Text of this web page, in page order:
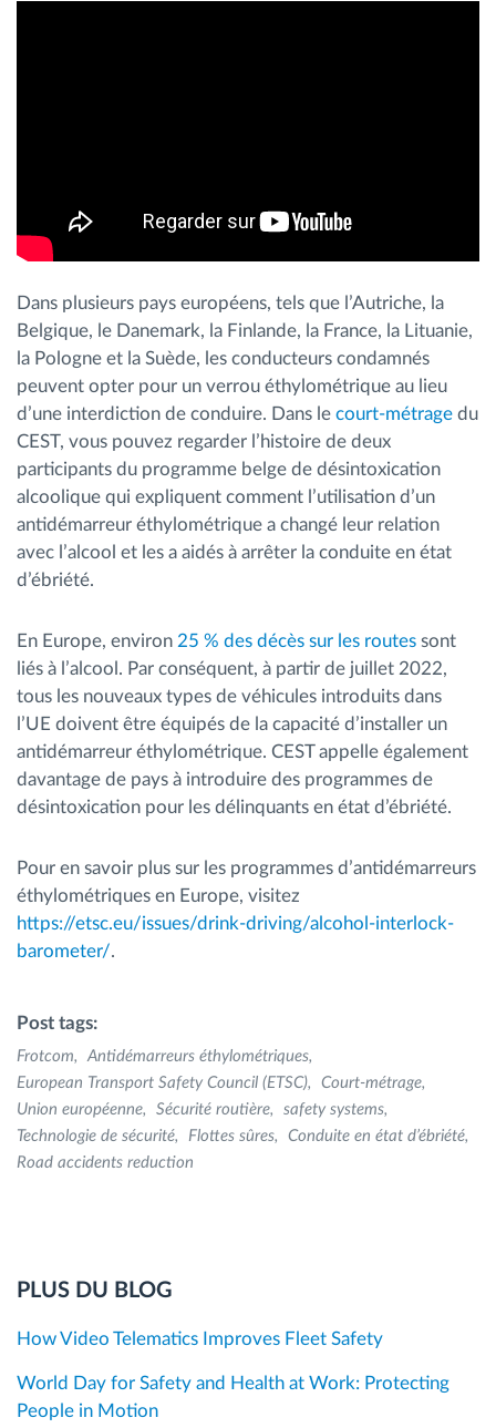
Dans plusieurs pays européens, tels que l’Autriche, la
Belgique, le Danemark, la Finlande, la France, la Lituanie,
la Pologne et la Suède, les conducteurs condamnés
peuvent opter pour un verrou éthylométrique au lieu
d’une interdiction de conduire. Dans le court-métrage du
CEST, vous pouvez regarder l’histoire de deux
participants du programme belge de désintoxication
alcoolique qui expliquent comment l’utilisation d’un
antidémarreur éthylométrique a changé leur relation
avec l’alcool et les a aidés à arrêter la conduite en état
d’ébriété.
En Europe, environ 25 % des décès sur les routes sont
liés à l’alcool. Par conséquent, à partir de juillet 2022,
tous les nouveaux types de véhicules introduits dans
l’UE doivent être équipés de la capacité d’installer un
antidémarreur éthylométrique. CEST appelle également
davantage de pays à introduire des programmes de
désintoxication pour les délinquants en état d’ébriété.
Pour en savoir plus sur les programmes d’antidémarreurs
éthylométriques en Europe, visitez
https://etsc.eu/issues/drink-driving/alcohol-interlock-
barometer/.
Post tags:
Frotcom
Antidémarreurs éthylométriques
European Transport Safety Council (ETSC)
Court-métrage
Union européenne
Sécurité routière
safety systems
Technologie de sécurité
Flottes sûres
Conduite en état d’ébriété
Road accidents reduction
PLUS DU BLOG
How Video Telematics Improves Fleet Safety
World Day for Safety and Health at Work: Protecting
People in Motion